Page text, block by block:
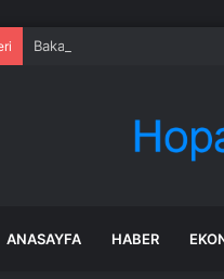
Bakan Bayraktar: Yeni enerji
ANASAYFA HABER